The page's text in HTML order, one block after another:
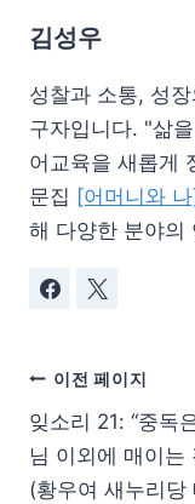
김성우
성찰과 소통, 성
구자입니다. "삶
어교육을 새롭게
문집 [어머니와 나]
해 다양한 분야의
이전 페이지
잊소리 21: “중독
님 이외에 매이는
(황우여 새누리당